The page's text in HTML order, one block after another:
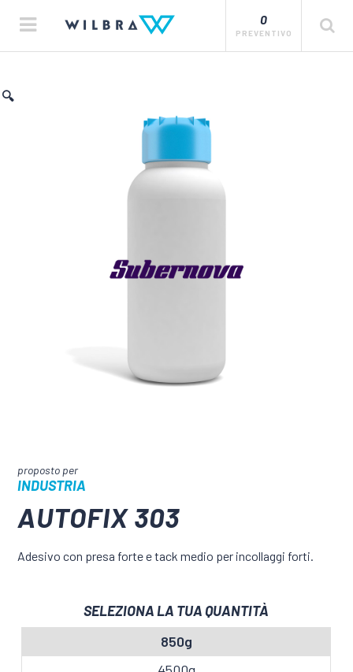
0
PREVENTIVO
🔍
INDUSTRIA
AUTOFIX 303
Adesivo con presa forte e tack medio per incollaggi forti.
SELEZIONA LA TUA QUANTITÀ
850g